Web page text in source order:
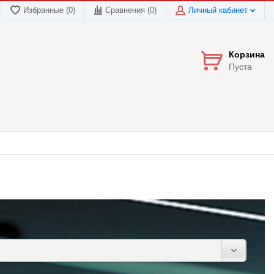
Избранные (0) Сравнения (0) Личный кабинет
Корзина
Пуста